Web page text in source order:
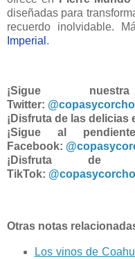
diseñadas para
recuerdo inolvidable.
Imperial .
¡Sigue
Twitter:
¡Disfruta de las delicias
¡Sigue al
Facebook:
¡Disfruta de
TikTok:
Otras notas
Los vinos de